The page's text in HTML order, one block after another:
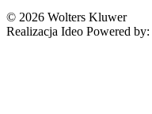
© 2026 Wolters Kluwer
Realizacja Ideo Powered by: